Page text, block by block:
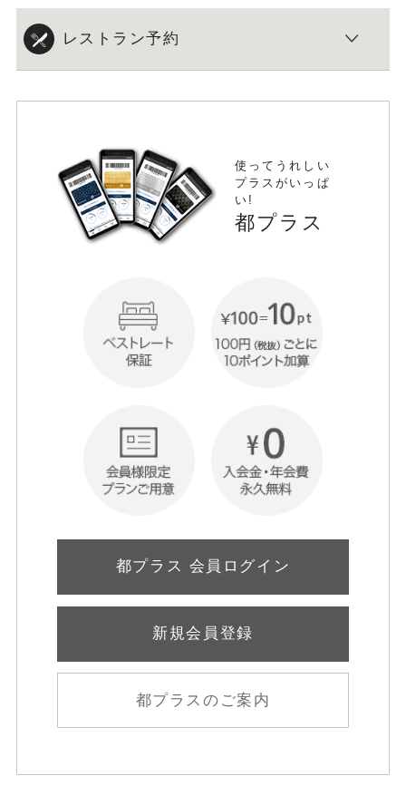
レストラン予約
使ってうれしい
プラスがいっぱ
い!
都プラス
都プラス 会員ログイン
新規会員登録
都プラスのご案内